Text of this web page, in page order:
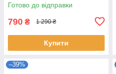
Готово до відправки
790 ₴ 1 290 ₴
Купити
–39%